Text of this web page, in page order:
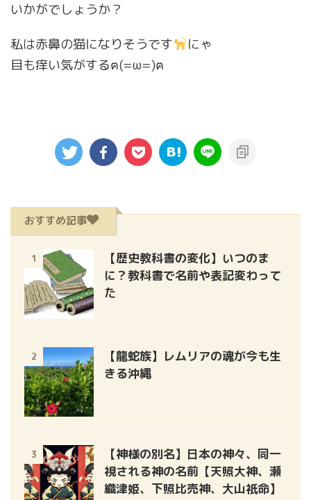
いかがでしょうか？
私は赤鼻の猫になりそうです
にゃ
目も痒い気がするฅ(=ω=)ฅ
おすすめ記事
1
【歴史教科書の変化】いつのま
に？教科書で名前や表記変わって
た
2
【龍蛇族】レムリアの魂が今も生
きる沖縄
3
【神様の別名】日本の神々、同一
視される神の名前【天照大神、瀬
織津姫、下照比売神、大山祇命】